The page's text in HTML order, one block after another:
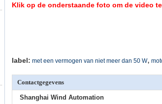
Klik op de onderstaande foto om de video
label: met een vermogen van niet meer dan 50 W,
Contactgegevens
Shanghai Wind Automation